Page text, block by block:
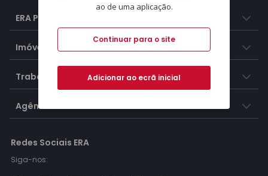
ERA Portugal
Imóveis
Trabalhar na ERA
Agências ERA
Redes Sociais ERA
Siga-nos:
ao de uma aplicação.
Continuar para o site
Adicionar ao ecrã inicial